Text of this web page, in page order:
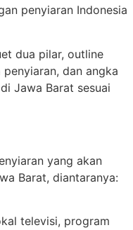
penyiaran Indonesia
dua pilar, outline
dan angka
Jawa Barat sesuai
yang akan
Barat, diantaranya:
televisi, program